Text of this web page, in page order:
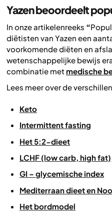
Yazen beoordeelt
In onze artikelenreeks “
diëtisten van Yazen een
voorkomende diëten en
wetenschappelijke bewijs
combinatie met medische
Lees meer over de
Keto
Intermittent fasting
Het 5:2-dieet
LCHF (low carb, high fat)
GI – glycemische index
Mediterraan dieet en
Het bordmodel